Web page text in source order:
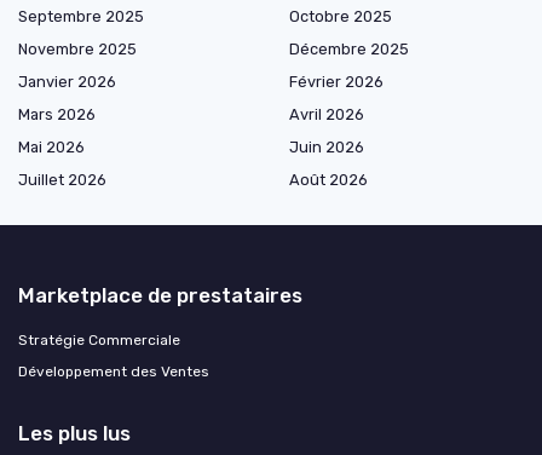
Septembre 2025
Octobre 2025
Novembre 2025
Décembre 2025
Janvier 2026
Février 2026
Mars 2026
Avril 2026
Mai 2026
Juin 2026
Juillet 2026
Août 2026
Marketplace de prestataires
Stratégie Commerciale
Développement des Ventes
Les plus lus